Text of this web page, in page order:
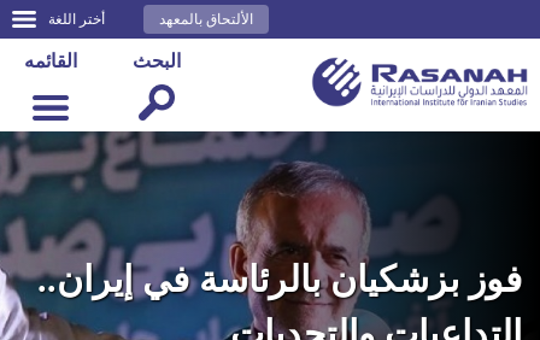
أختر اللغة الألتحاق بالمعهد
القائمه البحث
فوز بزشكيان بالرئاسة في إيران..